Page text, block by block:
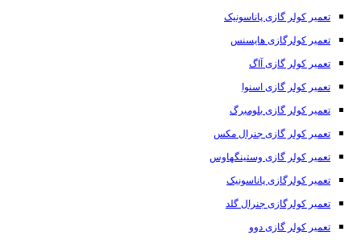
تعمیر کولر گازی پاناسونیک
تعمیر کولرگازی هایسنس
تعمیر کولر گازی آاگ
تعمیر کولر گازی اسنوا
تعمیر کولر گازی بلومبرگ
تعمیر کولر گازی جنرال مکس
تعمیر کولر گازی وستینگهاوس
تعمیر کولرگازی پاناسونیک
تعمیر کولرگازی جنرال گلد
تعمیر کولر گازی دوو